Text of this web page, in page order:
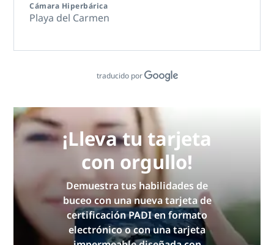
Cámara Hiperbárica
Playa del Carmen
traducido por
¡Lleva tu tarjeta
con orgullo!
Demuestra tus habilidades de
buceo con una nueva tarjeta de
certificación PADI en formato
electrónico o con una tarjeta